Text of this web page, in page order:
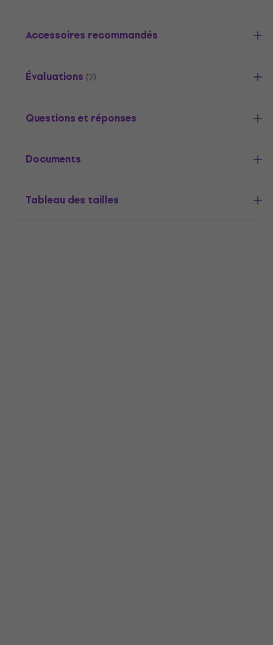
Accessoires recommandés
Évaluations (2)
Questions et réponses
Documents
Tableau des tailles